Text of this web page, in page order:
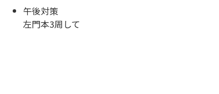
午後対策
左門本3周して